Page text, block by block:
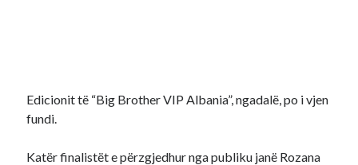
Edicionit të “Big Brother VIP Albania”, ngadalë, po i vjen
fundi.
Katër finalistët e përzgjedhur nga publiku janë Rozana